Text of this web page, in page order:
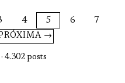
4 5 6
7
→
4.302 posts